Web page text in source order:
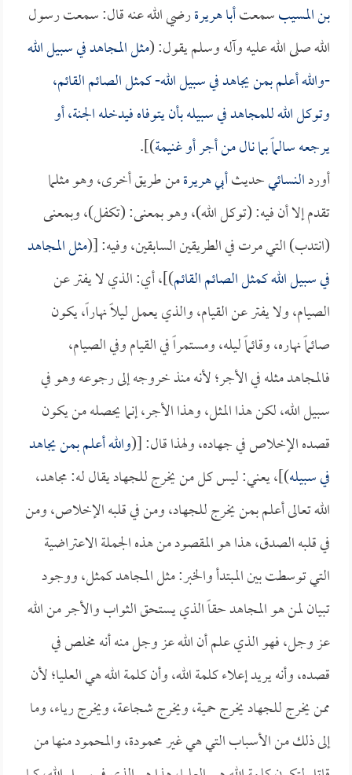
بن المسيبسمعتأبا هريرةرضي الله عنه قال: سمعت رسول
الله صلى الله عليه وآله وسلم يقول: (مثل المجاهد في سبيل الله
-والله أعلم بمن يجاهد في سبيل الله- كمثل الصائم القائم،
وتوكل الله للمجاهد في سبيله بأن يتوفاه فيدخله الجنة، أو
يرجعه سالماً بما نال من أجر أو غنيمة)].
أوردالنسائيحديثأبي هريرةمن طريق أخرى، وهو مثلما
تقدم إلا أن فيه: (توكل الله)، وهو بمعنى: (تكفل)، وبمعنى
(انتدب) التي مرت في الطريقين السابقين، وفيه: [(مثل المجاهد
في سبيل الله كمثل الصائم القائم)]، أي: الذي لا يفتر عن
الصيام، ولا يفتر عن القيام، والذي يعمل ليلاً نهاراً، يكون
صائماً نهاره، وقائماً ليله، ومستمراً في القيام وفي الصيام،
فالمجاهد مثله في الأجر؛ لأنه منذ خروجه إلى رجوعه وهو في
سبيل الله، لكن هذا المثل، وهذا الأجر، إنما يحصله من يكون
قصده الإخلاص في جهاده، ولهذا قال: [(والله أعلم بمن يجاهد
في سبيله)]، يعني: ليس كل من يخرج للجهاد يقال له: مجاهد،
الله تعالى أعلم بمن يخرج للجهاد، ومن في قلبه الإخلاص، ومن
في قلبه الصدق، هذا هو المقصود من هذه الجملة الاعتراضية
التي توسطت بين المبتدأ والخبر: مثل المجاهد كمثل، ووجود
تبيان لمن هو المجاهد حقاً الذي يستحق الثواب والأجر من الله
عز وجل، فهو الذي علم أن الله عز وجل منه أنه مخلص في
قصده، وأنه يريد إعلاء كلمة الله، وأن كلمة الله هي العليا؛ لأن
ممن يخرج للجهاد يخرج حمية، ويخرج شجاعة، ويخرج رياء، وما
إلى ذلك من الأسباب التي هي غير محمودة، والمحمود منها من